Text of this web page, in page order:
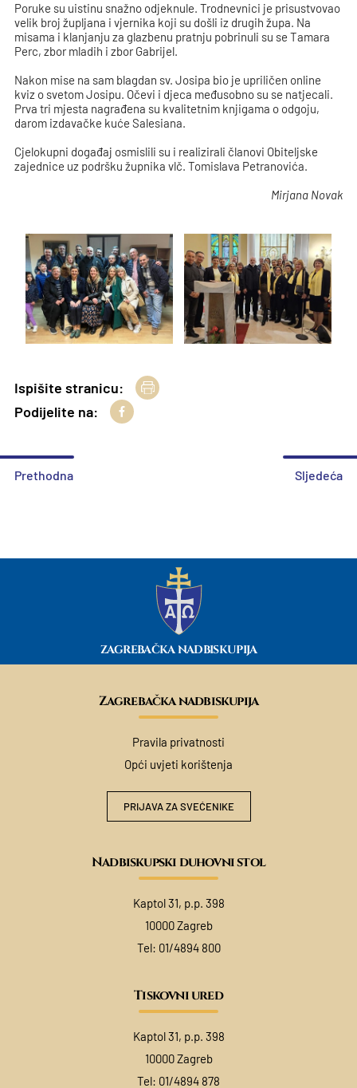
Poruke su uistinu snažno odjeknule. Trodnevnici je prisustvovao
velik broj župljana i vjernika koji su došli iz drugih župa. Na
misama i klanjanju za glazbenu pratnju pobrinuli su se Tamara
Perc, zbor mladih i zbor Gabrijel.
Nakon mise na sam blagdan sv. Josipa bio je upriličen online
kviz o svetom Josipu. Očevi i djeca međusobno su se natjecali.
Prva tri mjesta nagrađena su kvalitetnim knjigama o odgoju,
darom izdavačke kuće Salesiana.
Cjelokupni događaj osmislili su i realizirali članovi Obiteljske
zajednice uz podršku župnika vlč. Tomislava Petranovića.
Mirjana Novak
Ispišite stranicu:
Podijelite na:
Prethodna Sljedeća
ZAGREBAČKA NADBISKUPIJA
Zagrebačka nadbiskupija
Pravila privatnosti
Opći uvjeti korištenja
PRIJAVA ZA SVEĆENIKE
Nadbiskupski duhovni stol
Kaptol 31, p.p. 398
10000 Zagreb
Tel: 01/4894 800
Tiskovni ured
Kaptol 31, p.p. 398
10000 Zagreb
Tel: 01/4894 878